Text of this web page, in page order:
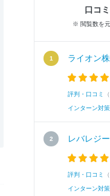
口コ
※ 閲覧数を
ライオン
評判・口コミ
インターン対
レバレジ
評判・口コミ
インターン対